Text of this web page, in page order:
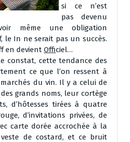
si ce n’est
pas devenu
même une obligation
le In ne serait pas un succès.
en devient Officiel…
constat, cette tendance des
ce que l’on ressent à
du vin. Il y a celui de
grands noms, leur cortège
d’hôtesses tirées à quatre
d’invitations privées, de
carte dorée accrochée à la
de costard, et ce bruit